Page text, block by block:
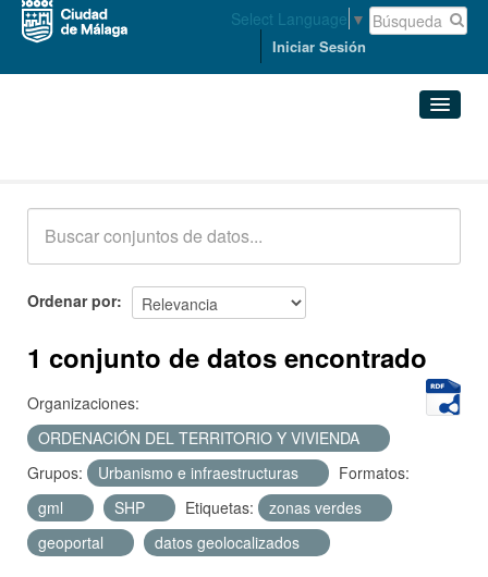
Select Language ▼
Iniciar Sesión
Acerca de
Ordenar por
1 conjunto de datos encontrado
Organizaciones:
ORDENACIÓN DEL TERRITORIO Y VIVIENDA
Grupos:
Urbanismo e infraestructuras
Formatos:
gml
SHP Etiquetas:
zonas verdes
geoportal
datos geolocalizados